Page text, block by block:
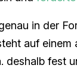
in der
auf einem
deshalb fest